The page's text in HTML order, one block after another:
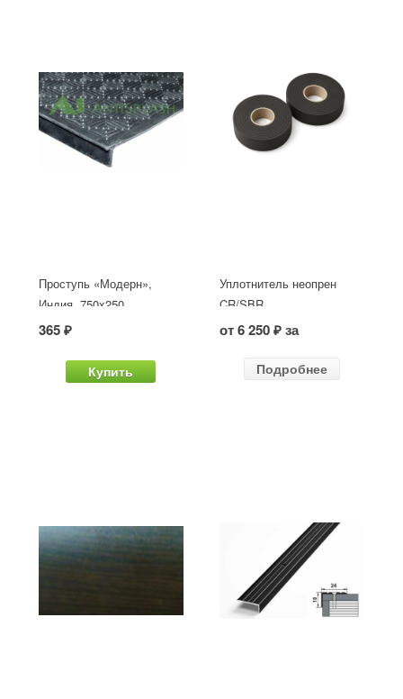
Проступь «Модерн»,
Индия, 750x250
365 ₽
Купить
Уплотнитель неопрен
CR/SBR
от 6 250 ₽ за
Подробнее